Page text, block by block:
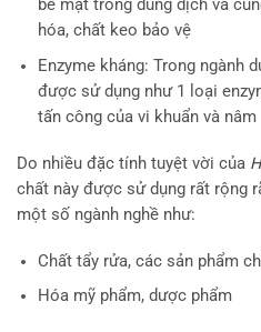
bề mặt trong dung dịch và
hóa, chất keo bảo vệ
Enzyme kháng: Trong ngành
được sử dụng như 1 loại
tấn công của vi khuẩn và nâm
Do nhiều đặc tính tuyệt vời của
chất này được sử dụng rất rộng
một số ngành nghề như:
Chất tẩy rửa, các sản phẩm
Hóa mỹ phẩm, dược phẩm